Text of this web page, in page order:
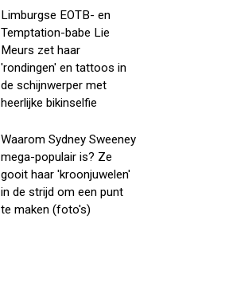
Limburgse EOTB- en
Temptation-babe Lie
Meurs zet haar
'rondingen' en tattoos in
de schijnwerper met
heerlijke bikinselfie
Waarom Sydney Sweeney
mega-populair is? Ze
gooit haar 'kroonjuwelen'
in de strijd om een punt
te maken (foto's)